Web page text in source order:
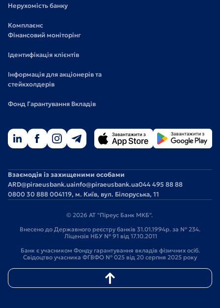
Нерухомість банку
Комплаєнс
Фінансовий моніторінг
Ідентифікація клієнтів
Інформація для акціонерів та
стейкхолдерів
Фонд Гарантування Вкладів
Взаємодія із захищеними особами
ARD@piraeusbank.uainfo@piraeusbank.ua044 495 88 88
0800 30 888 004119, м. Київ, вул. Білоруська, 11
© 2026 АТ "Піреус Банк МКБ".
Внесено до Державного реєстру банків 31.01.1994р. за № 234.
Ліцензія НБУ № 91 від 17.10.2011
Банк є учасником Фонду гарантування вкладів фізичних осіб.
Свідоцтво учасника ФГВФО № 025 від 20 серпня 2025 року